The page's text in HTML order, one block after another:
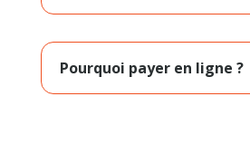
Pourquoi payer en ligne ?